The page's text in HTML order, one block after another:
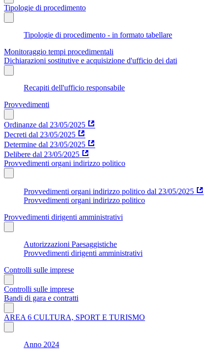
Tipologie di procedimento
Tipologie di procedimento - in formato tabellare
Monitoraggio tempi procedimentali
Dichiarazioni sostitutive e acquisizione d'ufficio dei dati
Recapiti dell'ufficio responsabile
Provvedimenti
Ordinanze dal 23/05/2025
Decreti dal 23/05/2025
Determine dal 23/05/2025
Delibere dal 23/05/2025
Provvedimenti organi indirizzo politico
Provvedimenti organi indirizzo politico dal 23/05/2025
Provvedimenti organi indirizzo politico
Provvedimenti dirigenti amministrativi
Autorizzazioni Paesaggistiche
Provvedimenti dirigenti amministrativi
Controlli sulle imprese
Controlli sulle imprese
Bandi di gara e contratti
AREA 6 CULTURA, SPORT E TURISMO
Anno 2024